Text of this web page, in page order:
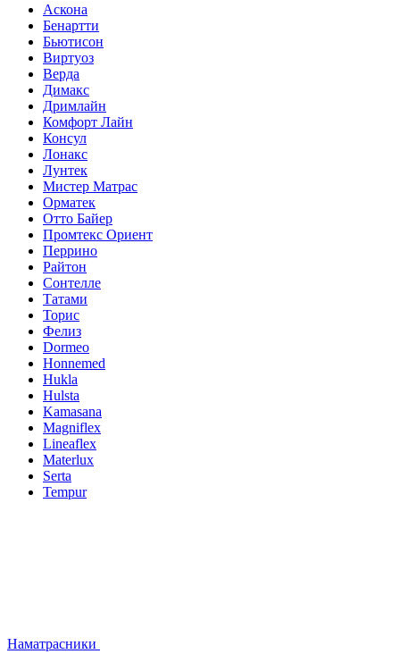
Аскона
Бенартти
Бьютисон
Виртуоз
Верда
Димакс
Дримлайн
Комфорт Лайн
Консул
Лонакс
Лунтек
Мистер Матрас
Орматек
Отто Байер
Промтекс Ориент
Перрино
Райтон
Сонтелле
Татами
Торис
Фелиз
Dormeo
Honnemed
Hukla
Hulsta
Kamasana
Magniflex
Lineaflex
Materlux
Serta
Tempur
Наматрасники